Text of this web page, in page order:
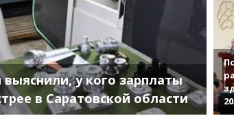
у кого зарплаты
в Саратовской области